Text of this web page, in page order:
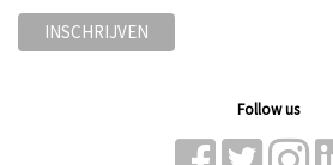
Follow us